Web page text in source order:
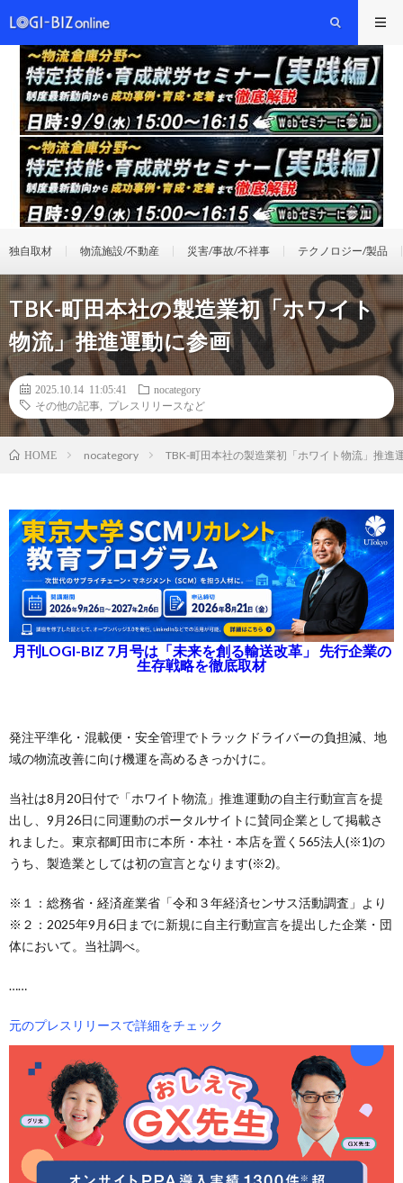
独自取材 物流施設/不動産 災害/事故/不祥事 テクノロジー/製品
TBK-町田本社の製造業初「ホワイト
物流」推進運動に参画
2025.10.14 11:05:41
nocategory
その他の記事
プレスリリースなど
HOME nocategory TBK-町田本社の製造業初「ホワイト物流」推進
月刊LOGI-BIZ 7月号は「未来を創る輸送改革」 先行企業の
生存戦略を徹底取材
発注平準化・混載便・安全管理でトラックドライバーの負担減、地
域の物流改善に向け機運を高めるきっかけに。
当社は8月20日付で「ホワイト物流」推進運動の自主行動宣言を提
出し、9月26日に同運動のポータルサイトに賛同企業として掲載さ
れました。東京都町田市に本所・本社・本店を置く565法人(※1)の
うち、製造業としては初の宣言となります(※2)。
※１：総務省・経済産業省「令和３年経済センサス活動調査」より
※２：2025年9月6日までに新規に自主行動宣言を提出した企業・団
体において。当社調べ。
……
元のプレスリリースで詳細をチェック